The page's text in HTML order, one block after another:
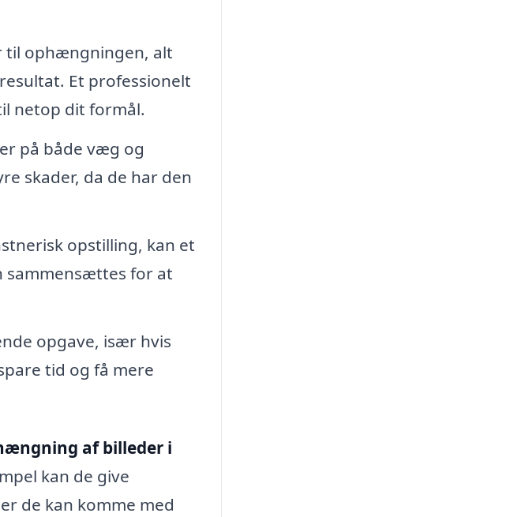
til ophængningen, alt
Et professionelt
netop dit formål.
på både væg og
skader, da de har den
opstilling, kan et
sammensættes for at
opgave, især hvis
tid og få mere
af billeder i
kan de give
de kan komme med